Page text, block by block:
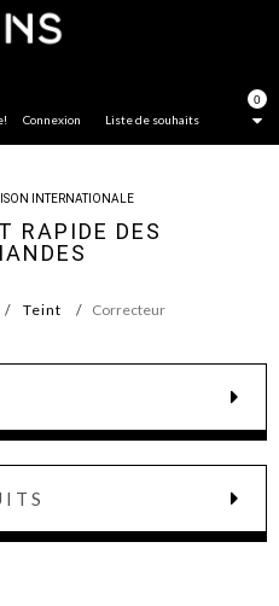
0
Liste de souhaits
Connexion
INTERNATIONALE
RAPIDE DES
Teint Correcteur